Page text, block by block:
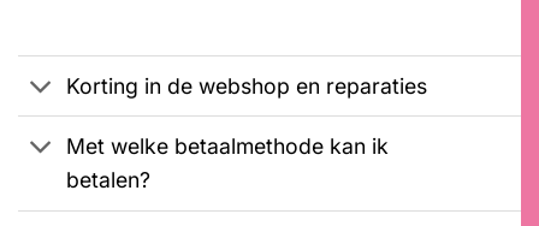
Korting in de webshop en reparaties
Met welke betaalmethode kan ik
betalen?